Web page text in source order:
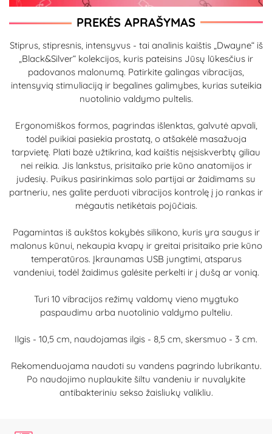
PREKĖS APRAŠYMAS
Stiprus, stipresnis, intensyvus - tai analinis kaištis „Dwayne“ iš
„Black&Silver“ kolekcijos, kuris pateisins Jūsų lūkesčius ir
padovanos malonumą. Patirkite galingas vibracijas,
intensyvią stimuliaciją ir begalines galimybes, kurias suteikia
nuotolinio valdymo pultelis.
Ergonomiškos formos, pagrindas išlenktas, galvutė apvali,
todėl puikiai pasiekia prostatą, o atšakėlė masažuoja
tarpvietę. Plati bazė užtikrina, kad kaištis neįsiskverbtų giliau
nei reikia. Jis lankstus, prisitaiko prie kūno anatomijos ir
judesių. Puikus pasirinkimas solo partijai ar žaidimams su
partneriu, nes galite perduoti vibracijos kontrolę į jo rankas ir
mėgautis netikėtais pojūčiais.
Pagamintas iš aukštos kokybės silikono, kuris yra saugus ir
malonus kūnui, nekaupia kvapų ir greitai prisitaiko prie kūno
temperatūros. Įkraunamas USB jungtimi, atsparus
vandeniui, todėl žaidimus galėsite perkelti ir į dušą ar vonią.
Turi 10 vibracijos režimų valdomų vieno mygtuko
paspaudimu arba nuotolinio valdymo pulteliu.
Ilgis - 10,5 cm, naudojamas ilgis - 8,5 cm, skersmuo - 3 cm.
Rekomenduojama naudoti su vandens pagrindo lubrikantu.
Po naudojimo nuplaukite šiltu vandeniu ir nuvalykite
antibakteriniu sekso žaisliukų valikliu.